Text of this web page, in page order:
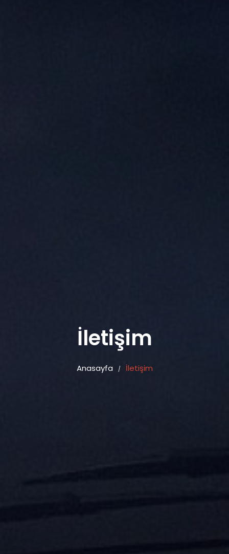
İletişim
Anasayfa / İletişim